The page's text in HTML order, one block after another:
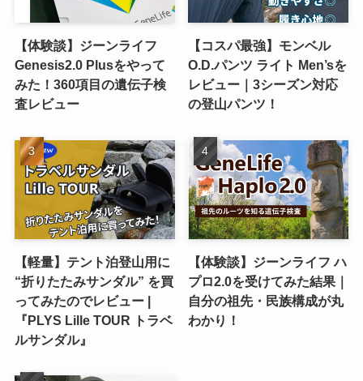
【体験談】ジーンライフ
Genesis2.0 Plusをやって
みた！360項目の遺伝子検
査レビュー
【コスパ最強】モンベル
O.D.パンツ ライト Men’sを
レビュー｜3シーズン対応
の登山パンツ！
【軽量】テント泊登山用に
“折りたたみサンダル” を買
ってみたのでレビュー |
『PLYS Lille TOUR トラベ
ルサンダル』
【体験談】ジーンライフ ハ
プロ2.0を受けてみた結果｜
自分の祖先・民族構成が丸
わかり！